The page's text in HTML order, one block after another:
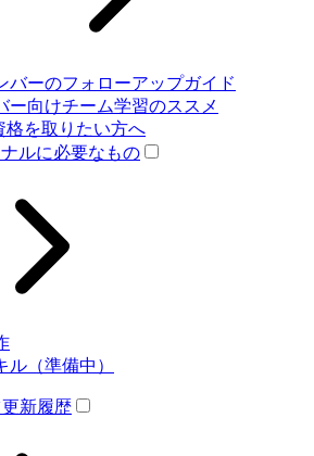
バーのフォローアップガイド
ー向けチーム学習のススメ
格を取りたい方へ
ルに必要なもの
ル（準備中）
新履歴